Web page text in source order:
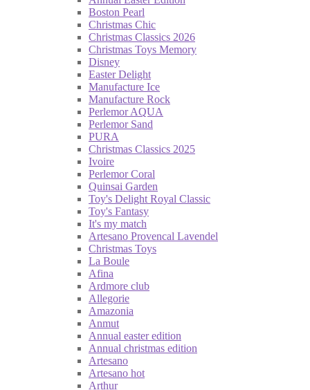
Boston Pearl
Christmas Chic
Christmas Classics 2026
Christmas Toys Memory
Disney
Easter Delight
Manufacture Ice
Manufacture Rock
Perlemor AQUA
Perlemor Sand
PURA
Christmas Classics 2025
Ivoire
Perlemor Coral
Quinsai Garden
Toy's Delight Royal Classic
Toy's Fantasy
It's my match
Artesano Provencal Lavendel
Christmas Toys
La Boule
Afina
Ardmore club
Allegorie
Amazonia
Anmut
Annual easter edition
Annual christmas edition
Artesano
Artesano hot
Arthur